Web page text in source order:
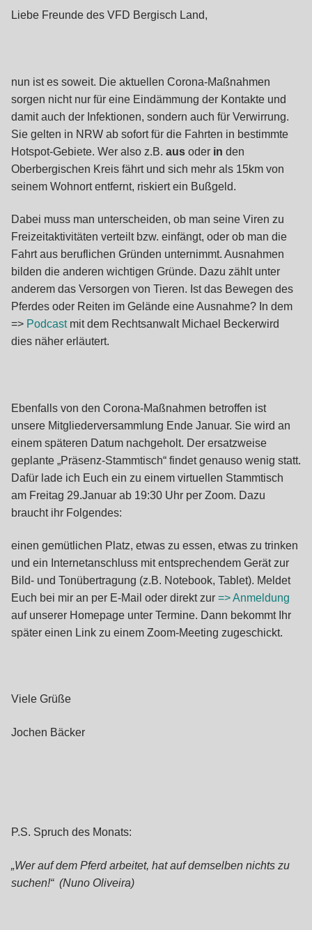
Liebe Freunde des VFD Bergisch Land,
nun ist es soweit. Die aktuellen Corona-Maßnahmen
sorgen nicht nur für eine Eindämmung der Kontakte und
damit auch der Infektionen, sondern auch für Verwirrung.
Sie gelten in NRW ab sofort für die Fahrten in bestimmte
Hotspot-Gebiete. Wer also z.B. aus oder in den
Oberbergischen Kreis fährt und sich mehr als 15km von
seinem Wohnort entfernt, riskiert ein Bußgeld.
Dabei muss man unterscheiden, ob man seine Viren zu
Freizeitaktivitäten verteilt bzw. einfängt, oder ob man die
Fahrt aus beruflichen Gründen unternimmt. Ausnahmen
bilden die anderen wichtigen Gründe. Dazu zählt unter
anderem das Versorgen von Tieren. Ist das Bewegen des
Pferdes oder Reiten im Gelände eine Ausnahme? In dem
=> Podcastmit dem Rechtsanwalt Michael Beckerwird
dies näher erläutert.
Ebenfalls von den Corona-Maßnahmen betroffen ist
unsere Mitgliederversammlung Ende Januar. Sie wird an
einem späteren Datum nachgeholt. Der ersatzweise
geplante „Präsenz-Stammtisch“ findet genauso wenig statt.
Dafür lade ich Euch ein zu einem virtuellen Stammtisch
am Freitag 29.Januar ab 19:30 Uhr per Zoom. Dazu
braucht ihr Folgendes:
einen gemütlichen Platz, etwas zu essen, etwas zu trinken
und ein Internetanschluss mit entsprechendem Gerät zur
Bild- und Tonübertragung (z.B. Notebook, Tablet). Meldet
Euch bei mir an per E-Mail oder direkt zur => Anmeldung
auf unserer Homepage unter Termine. Dann bekommt Ihr
später einen Link zu einem Zoom-Meeting zugeschickt.
Viele Grüße
Jochen Bäcker
P.S. Spruch des Monats:
„Wer auf dem Pferd arbeitet, hat auf demselben nichts zu
suchen!“ (Nuno Oliveira)